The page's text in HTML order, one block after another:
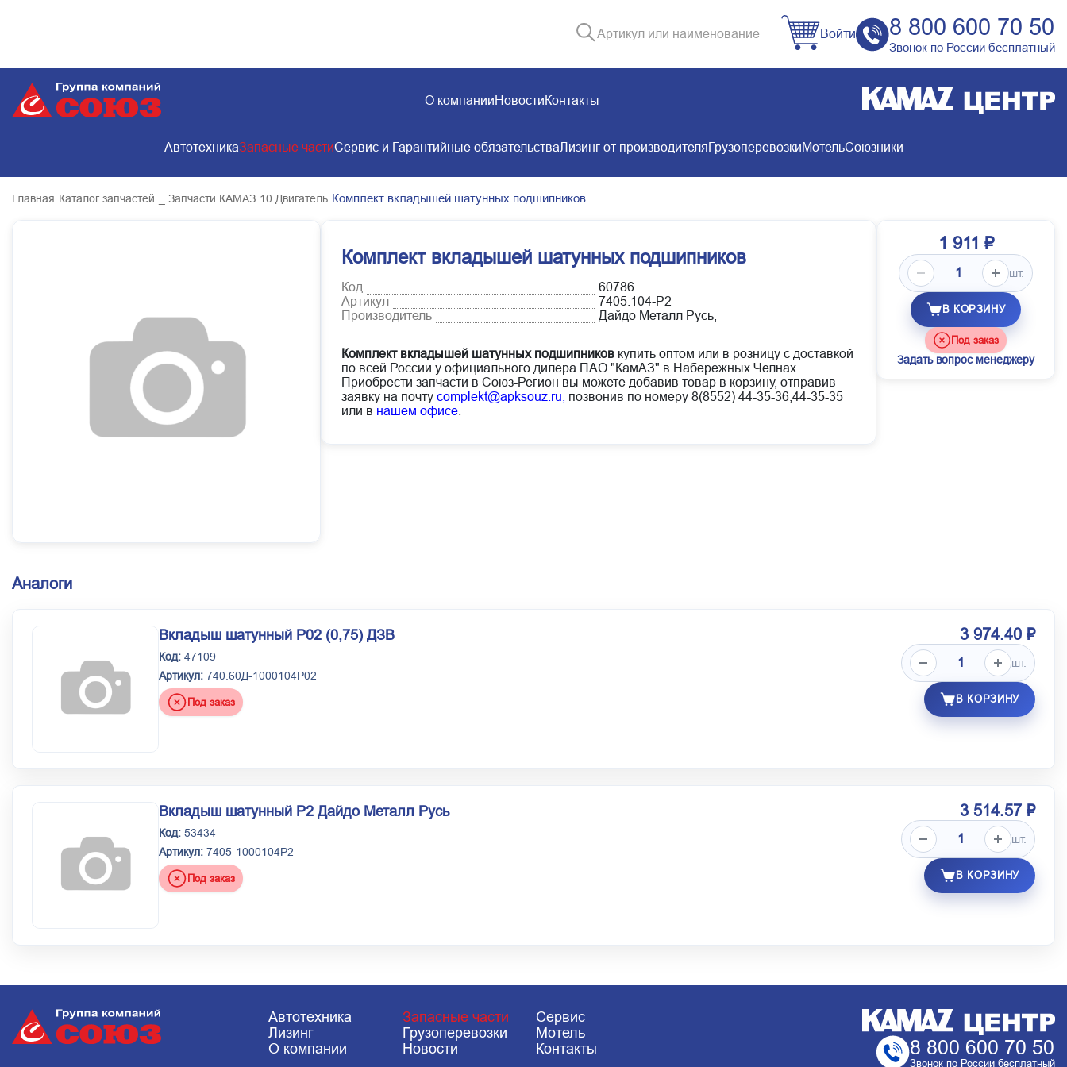
Войти 8 800 600 70 50
Звонок по России бесплатный
О компанииНовостиКонтакты
АвтотехникаЗапасные частиСервис и Гарантийные обязательстваЛизинг от производителяГрузоперевозкиМотельСоюзники
Главная Каталог запчастей _ Запчасти КАМАЗ 10 Двигатель Комплект вкладышей шатунных подшипников
Комплект вкладышей шатунных подшипников
Код
60786
Артикул
7405.104-Р2
Производитель
Дайдо Металл Русь,
Комплект вкладышей шатунных подшипников купить оптом или в розницу с доставкой
по всей России у официального дилера ПАО "КамАЗ" в Набережных Челнах.
Приобрести запчасти в Союз-Регион вы можете добавив товар в корзину, отправив
заявку на почту complekt@apksouz.ru, позвонив по номеру 8(8552) 44-35-36,44-35-35
или в нашем офисе
1 911 ₽
шт.
В КОРЗИНУ
Под заказ
Задать вопрос менеджеру
Аналоги
Вкладыш шатунный Р02 (0,75) ДЗВ
Код: 47109
Артикул: 740.60Д-1000104Р02
Под заказ
3 974.40 ₽
шт.
В КОРЗИНУ
Вкладыш шатунный Р2 Дайдо Металл Русь
Код: 53434
Артикул: 7405-1000104Р2
Под заказ
3 514.57 ₽
шт.
В КОРЗИНУ
Автотехника Запасные части
Сервис
Лизинг
Грузоперевозки
Мотель
О компании
Новости Контакты 8 800 600 70 50
Звонок по России бесплатный